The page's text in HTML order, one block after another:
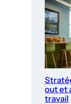
out et
travail